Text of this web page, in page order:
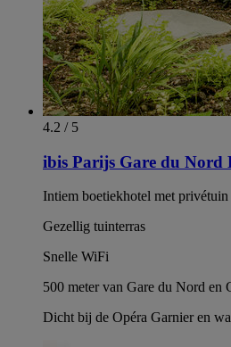
4.2 / 5
ibis Parijs Gare du Nord
Intiem boetiekhotel met privétuin
Gezellig tuinterras
Snelle WiFi
500 meter van Gare du Nord en
Dicht bij de Opéra Garnier en